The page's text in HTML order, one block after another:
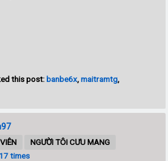
this post: banbe6x,maitramtg,
NGƯỜI TÔI CƯU MANG
times